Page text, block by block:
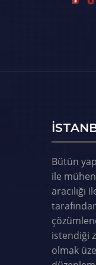
Bütün
ile
aracılığı
istendiği
olmak